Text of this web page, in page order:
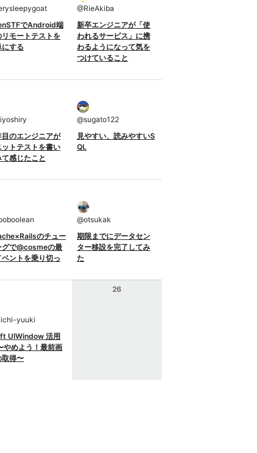
でAndroid端
リモートテストを
にする
@RieAkiba
新卒エンジニアが「使
われるサービス」に携
わるようになって気を
つけていること
目のエンジニアが
ットテストを書い
感じたこと
@sugato122
見やすい、読みやすいS
QL
のチュー
グで@cosmeの最
ベントを乗り切っ
@otsukak
期限までにデータセン
ター移設を完了してみ
た
yuuki
UIWindow 活用
やめよう！最前画
取得〜
26